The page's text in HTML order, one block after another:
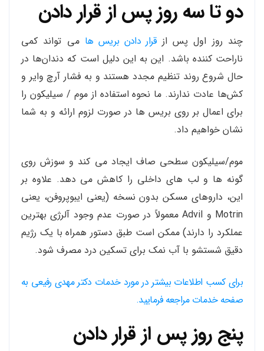
دو تا سه روز پس از قرار دادن
چند روز اول پس ازقرار دادن بریس ها می تواند کمی
ناراحت کننده باشد. این به این دلیل است که دندان‌ها در
حال شروع روند تنظیم مجدد هستند و به فشار آرچ وایر و
کش‌ها عادت ندارند. ما نحوه استفاده از موم / سیلیکون را
برای اعمال بر روی بریس ها در صورت لزوم ارائه و به شما
نشان خواهیم داد.
موم/سیلیکون سطحی صاف ایجاد می کند و سوزش روی
گونه ها و لب های داخلی را کاهش می دهد. علاوه بر
این، داروهای مسکن بدون نسخه (یعنی ایبوپروفن، یعنی
Motrin و Advil معمولاً در صورت عدم وجود آلرژی بهترین
عملکرد را دارند) ممکن است طبق دستور همراه با یک رژیم
دقیق شستشو با آب نمک برای تسکین درد مصرف شود.
برای کسب اطلاعات بیشتر در مورد خدمات دکتر مهدی رفیعی به
صفحه خدمات مراجعه فرمایید.
پنج روز پس از قرار دادن